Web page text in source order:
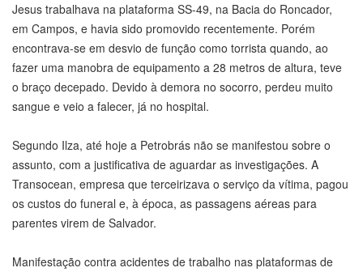
Jesus trabalhava na plataforma SS-49, na Bacia do Roncador,
em Campos, e havia sido promovido recentemente. Porém
encontrava-se em desvio de função como torrista quando, ao
fazer uma manobra de equipamento a 28 metros de altura, teve
o braço decepado. Devido à demora no socorro, perdeu muito
sangue e veio a falecer, já no hospital.
Segundo Ilza, até hoje a Petrobrás não se manifestou sobre o
assunto, com a justificativa de aguardar as investigações. A
Transocean, empresa que terceirizava o serviço da vítima, pagou
os custos do funeral e, à época, as passagens aéreas para
parentes virem de Salvador.
Manifestação contra acidentes de trabalho nas plataformas de